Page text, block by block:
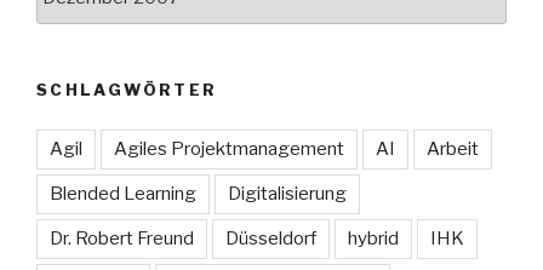
SCHLAGWÖRTER
Agil Agiles Projektmanagement AI Arbeit
Blended Learning Digitalisierung
Dr. Robert Freund Düsseldorf hybrid IHK